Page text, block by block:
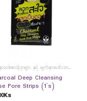
မျက်နှာသစ်ဆပ်ပြာများ နှင့် မျက်နှာပေါင်းတင်ကပ်ခွာများ
Deep Cleansing
Pore Strips (1`s)
Ks